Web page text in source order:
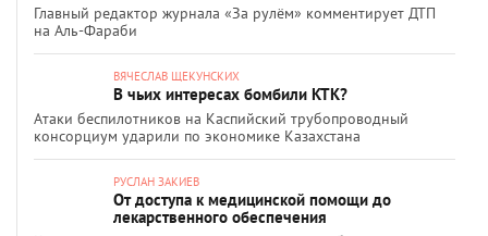
Главный редактор журнала «За рулём» комментирует ДТП
на Аль-Фараби
ВЯЧЕСЛАВ ЩЕКУНСКИХ
В чьих интересах бомбили КТК?
Атаки беспилотников на Каспийский трубопроводный
консорциум ударили по экономике Казахстана
РУСЛАН ЗАКИЕВ
От доступа к медицинской помощи до
лекарственного обеспечения